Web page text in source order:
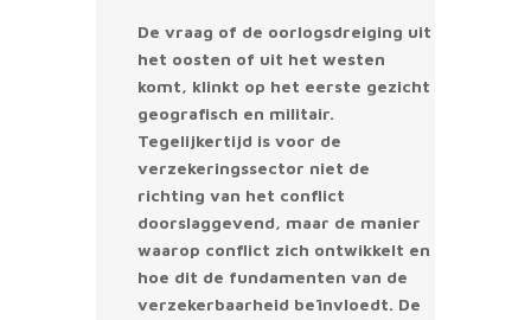
De vraag of de oorlogsdreiging uit
het oosten of uit het westen
komt, klinkt op het eerste gezicht
geografisch en militair.
Tegelijkertijd is voor de
verzekeringssector niet de
richting van het conflict
doorslaggevend, maar de manier
waarop conflict zich ontwikkelt en
hoe dit de fundamenten van de
verzekerbaarheid beïnvloedt. De